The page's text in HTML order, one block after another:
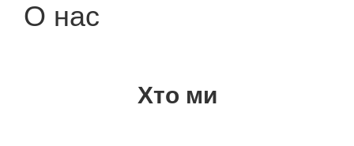
О нас
Хто ми